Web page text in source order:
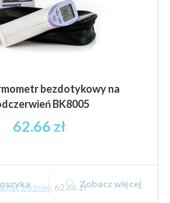
bezdotykowy na
BK8005
62.66 zł
później: 62,66 złZobacz więcej